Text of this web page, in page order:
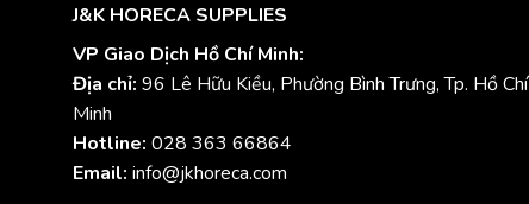
J&K HORECA SUPPLIES
VP Giao Dịch Hồ Chí Minh:
Địa chỉ: 96 Lê Hữu Kiều, Phường Bình Trưng, Tp. Hồ Chí
Minh
Hotline: 028 363 66864
Email: info@jkhoreca.com